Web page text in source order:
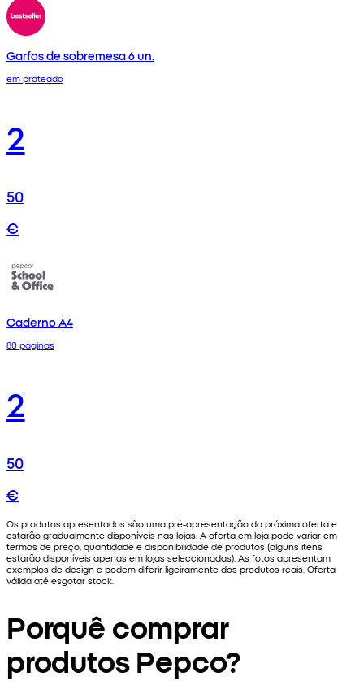
Garfos de sobremesa 6 un.
em prateado
2
50
€
Caderno A4
80 páginas
2
50
€
Os produtos apresentados são uma pré-apresentação da próxima oferta e
estarão gradualmente disponíveis nas lojas. A oferta em loja pode variar em
termos de preço, quantidade e disponibilidade de produtos (alguns itens
estarão disponíveis apenas em lojas seleccionadas). As fotos apresentam
exemplos de design e podem diferir ligeiramente dos produtos reais. Oferta
válida até esgotar stock.
Porquê comprar
produtos Pepco?